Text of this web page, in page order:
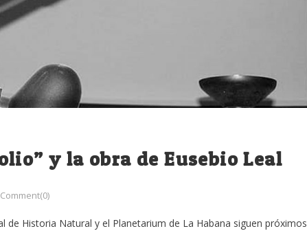
y la obra de Eusebio Leal
Comment(0)
de Historia Natural y el Planetarium de La Habana siguen próximos